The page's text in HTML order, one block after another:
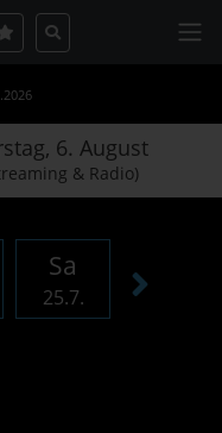
6. August
& Radio)
Sa
25.7.